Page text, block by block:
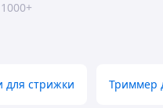
стрижки Триммер